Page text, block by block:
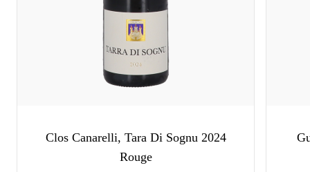
Clos Canarelli, Tara Di Sognu 2024
Rouge